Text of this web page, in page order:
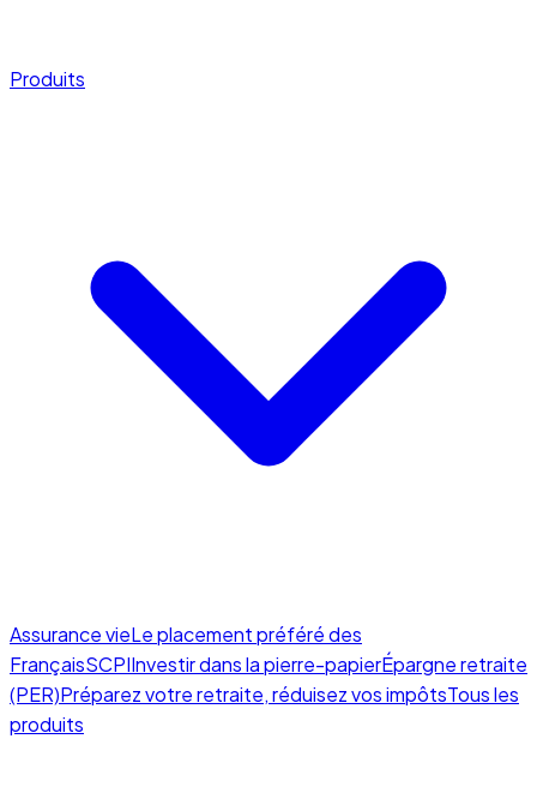
Produits
Assurance vieLe placement préféré des
FrançaisSCPIInvestir dans la pierre-papierÉpargne retraite
(PER)Préparez votre retraite, réduisez vos impôtsTous les
produits